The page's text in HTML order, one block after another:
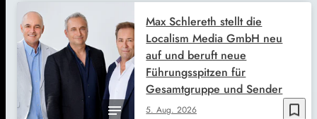
bookmark_border
5. Aug. 2026
Max Schlereth stellt die
Localism Media GmbH neu
auf und beruft neue
Führungsspitzen für
Gesamtgruppe und Sender